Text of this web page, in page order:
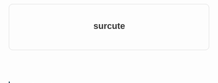
surcute